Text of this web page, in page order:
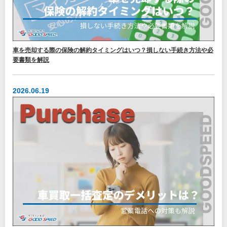
車を売却する際の保険の解約タイミングはいつ？損しない手続き方法や必
要書類を解説
2026.06.19